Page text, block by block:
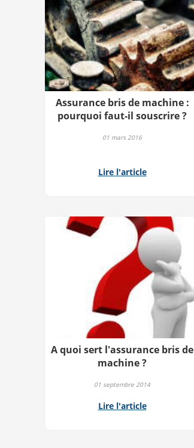
Assurance bris de machine :
pourquoi faut-il souscrire ?
01 mars 2016
Lire l'article
A quoi sert l'assurance bris de
machine ?
01 septembre 2014
Lire l'article